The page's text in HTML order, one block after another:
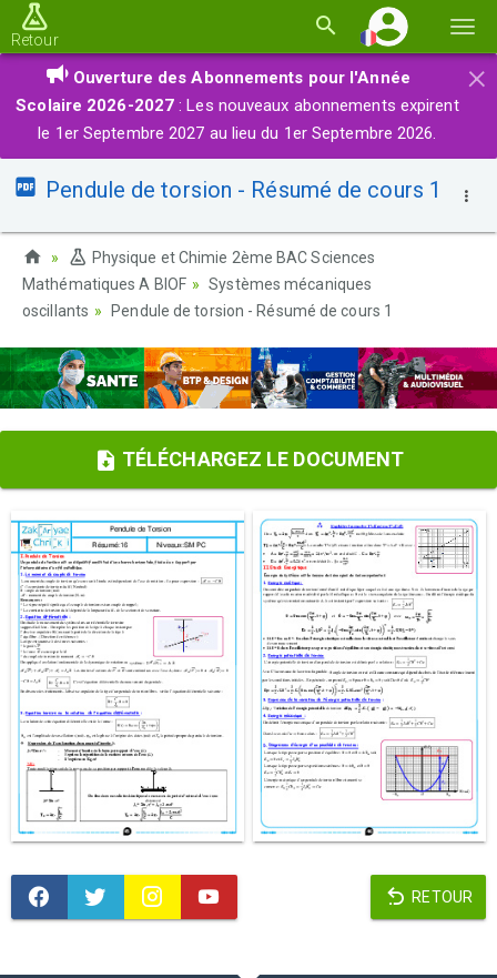
la
Retour
×
Ouverture des Abonnements pour l'Année
Scolaire 2026-2027 : Les nouveaux abonnements expirent
le 1er Septembre 2027 au lieu du 1er Septembre 2026.
Pendule de torsion - Résumé de cours 1
Physique et Chimie 2ème BAC Sciences
Mathématiques A BIOF
Systèmes mécaniques
oscillants
Pendule de torsion - Résumé de cours 1
TÉLÉCHARGEZ LE DOCUMENT
RETOUR